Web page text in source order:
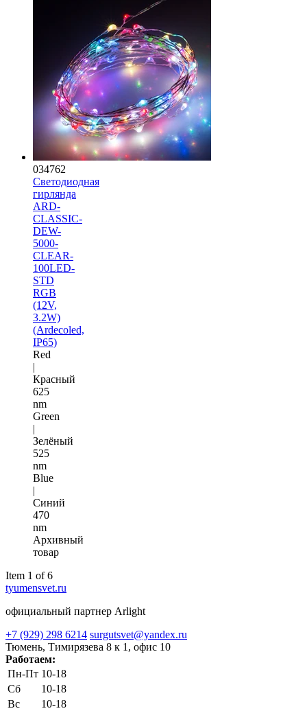
034762
Светодиодная
гирлянда
ARD-
CLASSIC-
DEW-
5000-
CLEAR-
100LED-
STD
RGB
(12V,
3.2W)
(Ardecoled,
IP65)
Red
|
Красный
625
nm
Green
|
Зелёный
525
nm
Blue
|
Синий
470
nm
Архивный
товар
Item 1 of 6
tyumensvet.ru
официальный партнер Arlight
+7 (929) 298 6214 surgutsvet@yandex.ru
Тюмень, Тимирязева 8 к 1, офис 10
Работаем:
Пн-Пт 10-18
Сб
10-18
Вс
10-18